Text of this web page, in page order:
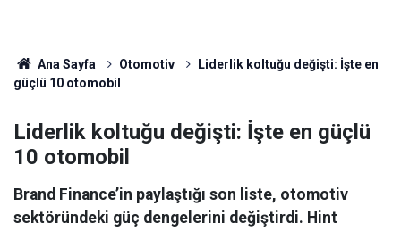
Ana Sayfa Otomotiv
Liderlik koltuğu değişti: İşte en
güçlü 10 otomobil
Liderlik koltuğu değişti: İşte en güçlü
10 otomobil
Brand Finance’in paylaştığı son liste, otomotiv
sektöründeki güç dengelerini değiştirdi. Hint